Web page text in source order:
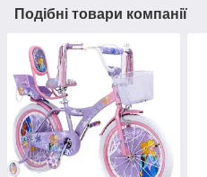
Подібні товари компанії